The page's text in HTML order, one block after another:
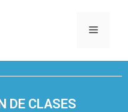
DE CLASES